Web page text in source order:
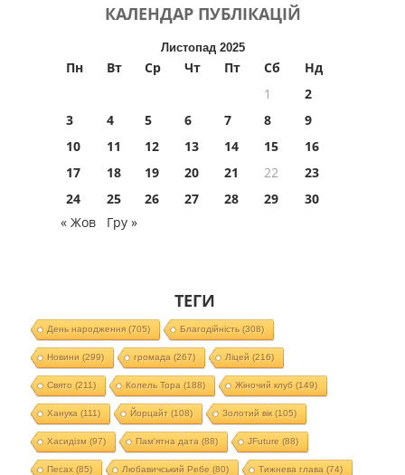
КАЛЕНДАР ПУБЛІКАЦІЙ
Листопад 2025
Пн Вт Ср Чт Пт Сб
Нд
1
2
3
4 5 6 7 8
9
10
11 12 13 14 15
16
17
18 19 20 21 22
23
24
25 26 27 28 29
30
« Жов
Гру »
ТЕГИ
День народження(705) Благодійність (308)
Новини (299) громада (267) Ліцей (216)
Свято (211) Колель Тора (188) Жіночий клуб (149)
Ханука (111) Йорцайт (108) Золотий вік(105)
Хасидізм (97) Пам'ятна дата (88) JFuture (88)
Песах(85) Любавичський Ребе (80) Тижнева глава (74)